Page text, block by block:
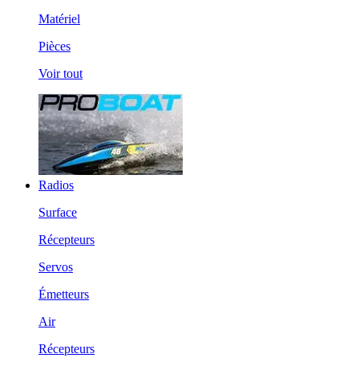
Matériel
Pièces
Voir tout
Radios
Surface
Récepteurs
Servos
Émetteurs
Air
Récepteurs